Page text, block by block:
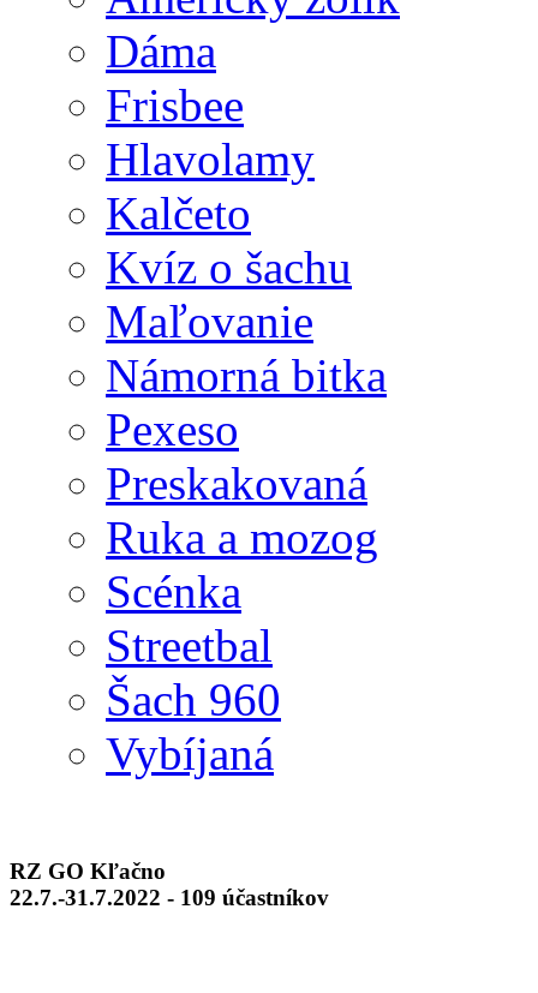
Dáma
Frisbee
Hlavolamy
Kalčeto
Kvíz o šachu
Maľovanie
Námorná bitka
Pexeso
Preskakovaná
Ruka a mozog
Scénka
Streetbal
Šach 960
Vybíjaná
RZ GO Kľačno
22.7.-31.7.2022 - 109 účastníkov